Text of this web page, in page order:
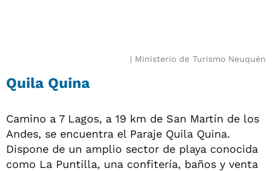
Ministerio de Turismo Neuquén
Quila Quina
Camino a 7 Lagos, a 19 km de San Martín de los
Andes, se encuentra el Paraje Quila Quina.
Dispone de un amplio sector de playa conocida
como La Puntilla, una confitería, baños y venta